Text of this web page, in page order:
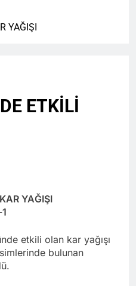
YAĞIŞI
ETKİLİ
YAĞIŞI
etkili olan kar yağışı
bulunan